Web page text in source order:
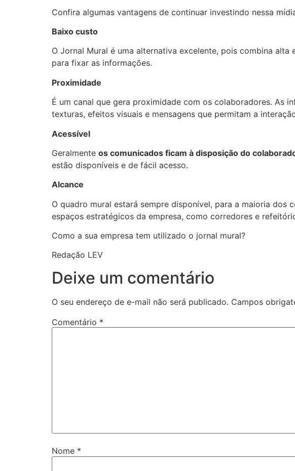
Confira algumas vantagens de continuar investindo nessa
Baixo custo
O Jornal Mural é uma alternativa excelente, pois combina
para fixar as informações.
Proximidade
É um canal que gera proximidade com os colaboradores. As
texturas, efeitos visuais e mensagens que permitam a
Acessível
Geralmente os comunicados ficam à disposição do
estão disponíveis e de fácil acesso.
Alcance
O quadro mural estará sempre disponível, para a maioria dos
espaços estratégicos da empresa, como corredores e
Como a sua empresa tem utilizado o jornal mural?
Redação LEV
Deixe um comentário
O seu endereço de e-mail não será publicado. Campos
Comentário *
Nome *